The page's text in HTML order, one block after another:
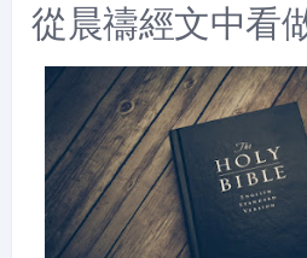
從晨禱經文中看